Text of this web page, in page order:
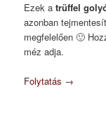
Ezek a trüffel
azonban
megfelelően 🙂
méz adja.
Folytatás →